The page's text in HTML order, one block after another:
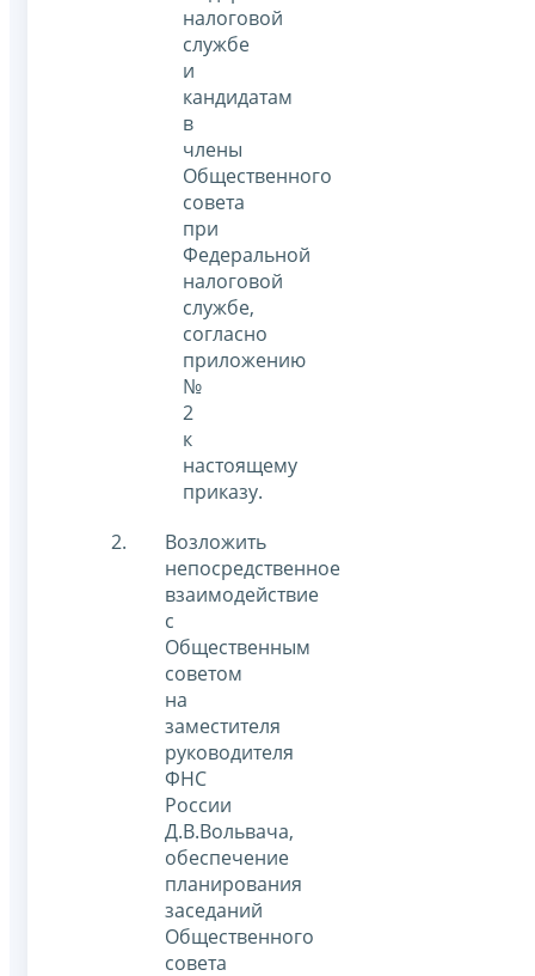
налоговой
службе
и
кандидатам
в
члены
Общественного
совета
при
Федеральной
налоговой
службе,
согласно
приложению
№
2
к
настоящему
приказу.
Возложить
непосредственное
взаимодействие
с
Общественным
советом
на
заместителя
руководителя
ФНС
России
Д.В.Вольвача,
обеспечение
планирования
заседаний
Общественного
совета